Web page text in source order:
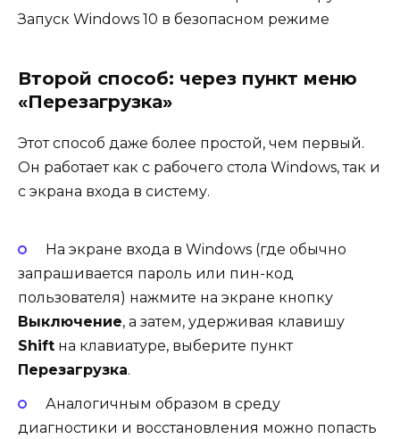
Второй способ: через пункт меню
«Перезагрузка»
Этот способ даже более простой, чем первый.
Он работает как с рабочего стола Windows, так и
с экрана входа в систему.
На экране входа в Windows (где обычно
запрашивается пароль или пин-код
пользователя) нажмите на экране кнопку
Выключение, а затем, удерживая клавишу
Shift на клавиатуре, выберите пункт
Перезагрузка.
Аналогичным образом в среду
диагностики и восстановления можно попасть